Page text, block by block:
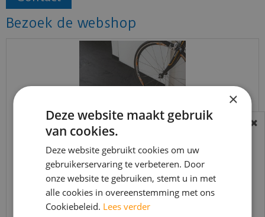
Bezoek de webshop
BEREIKBAARHEID
In verband met de vakantie periode zijn wij
t/m 14 augustus telefonisch helaas niet
bereikbaar.
Bestelling worden uiteraard verwerkt
echter iets minder snel dan wat je van ons
×
Deze website maakt gebruik
van cookies.
Deze website gebruikt cookies om uw
gebruikerservaring te verbeteren. Door
onze website te gebruiken, stemt u in met
alle cookies in overeenstemming met ons
Cookiebeleid. Lees verder